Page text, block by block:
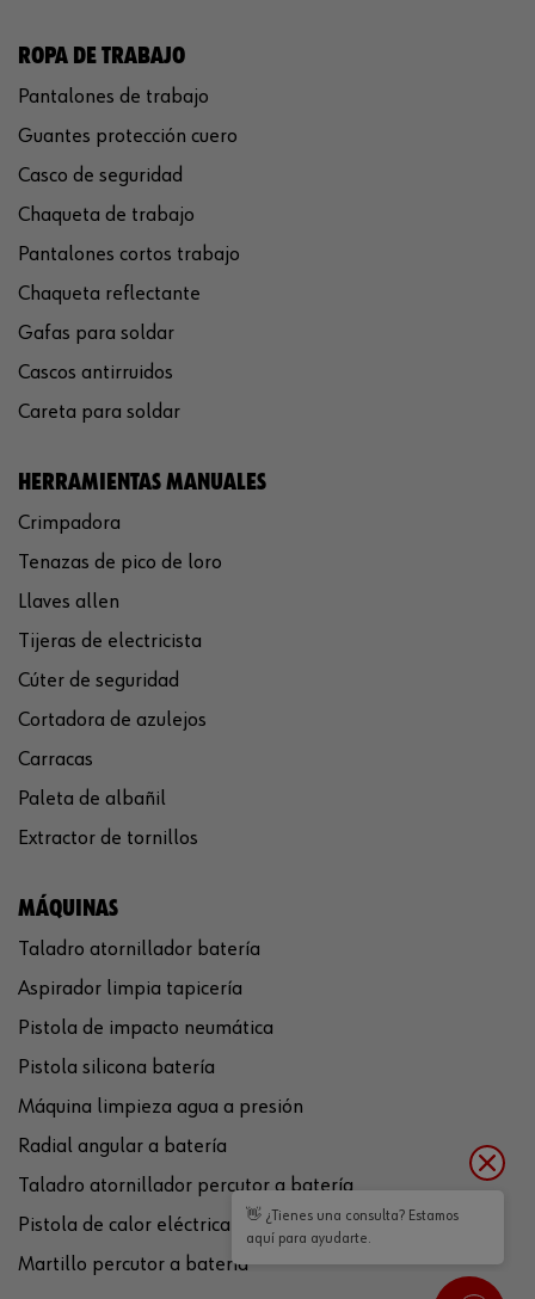
ROPA DE TRABAJO
Pantalones de trabajo
Guantes protección cuero
Casco de seguridad
Chaqueta de trabajo
Pantalones cortos trabajo
Chaqueta reflectante
Gafas para soldar
Cascos antirruidos
Careta para soldar
HERRAMIENTAS MANUALES
Crimpadora
Tenazas de pico de loro
Llaves allen
Tijeras de electricista
Cúter de seguridad
Cortadora de azulejos
Carracas
Paleta de albañil
Extractor de tornillos
MÁQUINAS
Taladro atornillador batería
Aspirador limpia tapicería
Pistola de impacto neumática
Pistola silicona batería
Máquina limpieza agua a presión
Radial angular a batería
Taladro atornillador percutor a batería
Pistola de calor eléctrica
Martillo percutor a batería
👋 ¿Tienes una consulta? Estamos
aquí para ayudarte.